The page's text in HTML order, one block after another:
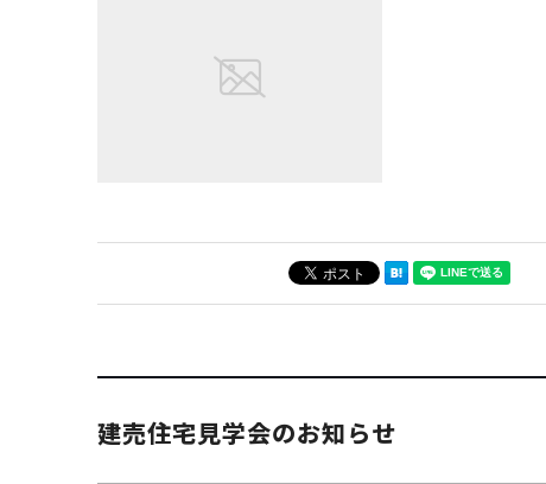
建売住宅見学会のお知らせ